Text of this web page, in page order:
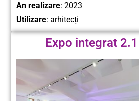
An realizare: 2023
Utilizare: arhitecți
Expo integrat